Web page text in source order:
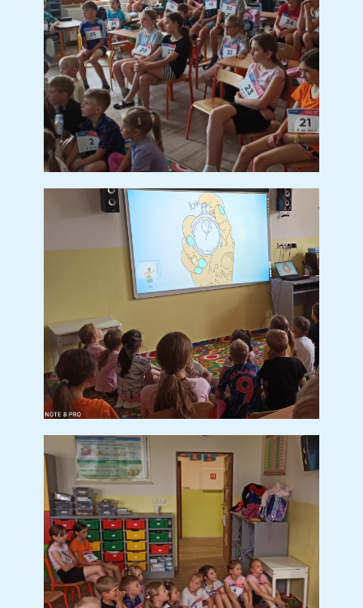
Kalendář ZŠ
Úřední deska
Organizace školního roku
Zvonění
Školská rada
Recyklohraní
Poradenské pracoviště školy
Doplňující učivo
DOPORUČENÉ VYBAVENÍ
Mateřská škola
Dokumenty ke stažení
Předškoláci
Pracovní listy
Básničky
Potřeby pro prvňáčky
Plavecký kurz
Zápis do MŠ
Fotogalerie
Vize MŠ
Kontakt
Školní jídelna
Dokumenty
Ke stažení
Fotogalerie